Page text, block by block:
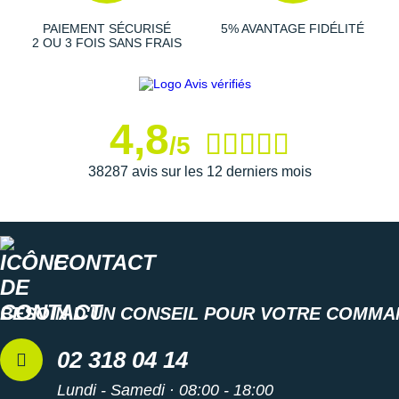
PAIEMENT SÉCURISÉ
2 OU 3 FOIS SANS FRAIS
5% AVANTAGE FIDÉLITÉ
4,8/5
38287 avis sur les 12 derniers mois
CONTACT
BESOIN D'UN CONSEIL POUR VOTRE
02 318 04 14
Lundi - Samedi · 08:00 - 18:00